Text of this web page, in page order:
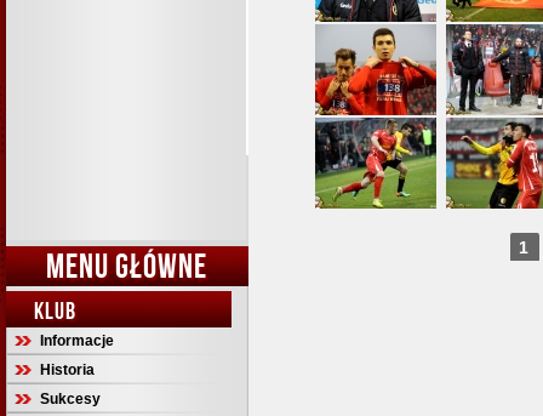
MENU GŁÓWNE
KLUB
Informacje
Historia
Sukcesy
1